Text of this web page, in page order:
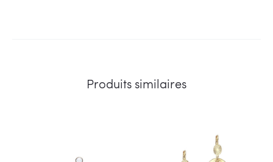
Produits similaires